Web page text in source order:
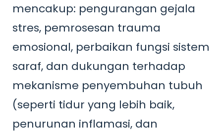
mencakup: pengurangan gejala
stres, pemrosesan trauma
emosional, perbaikan fungsi sistem
saraf, dan dukungan terhadap
mekanisme penyembuhan tubuh
(seperti tidur yang lebih baik,
penurunan inflamasi, dan